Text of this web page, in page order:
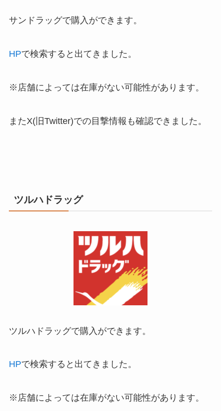
サンドラッグで購入ができます。
HPで検索すると出てきました。
※店舗によっては在庫がない可能性があります。
またX(旧Twitter)での目撃情報も確認できました。
ツルハドラッグ
ツルハドラッグで購入ができます。
HPで検索すると出てきました。
※店舗によっては在庫がない可能性があります。